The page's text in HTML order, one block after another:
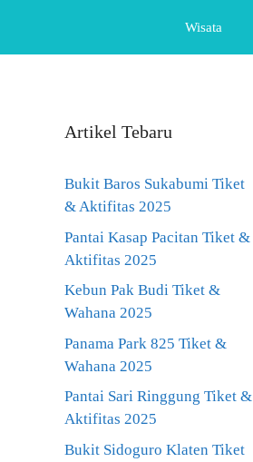
Wisata
Artikel Tebaru
Bukit Baros Sukabumi Tiket
& Aktifitas 2025
Pantai Kasap Pacitan Tiket &
Aktifitas 2025
Kebun Pak Budi Tiket &
Wahana 2025
Panama Park 825 Tiket &
Wahana 2025
Pantai Sari Ringgung Tiket &
Aktifitas 2025
Bukit Sidoguro Klaten Tiket